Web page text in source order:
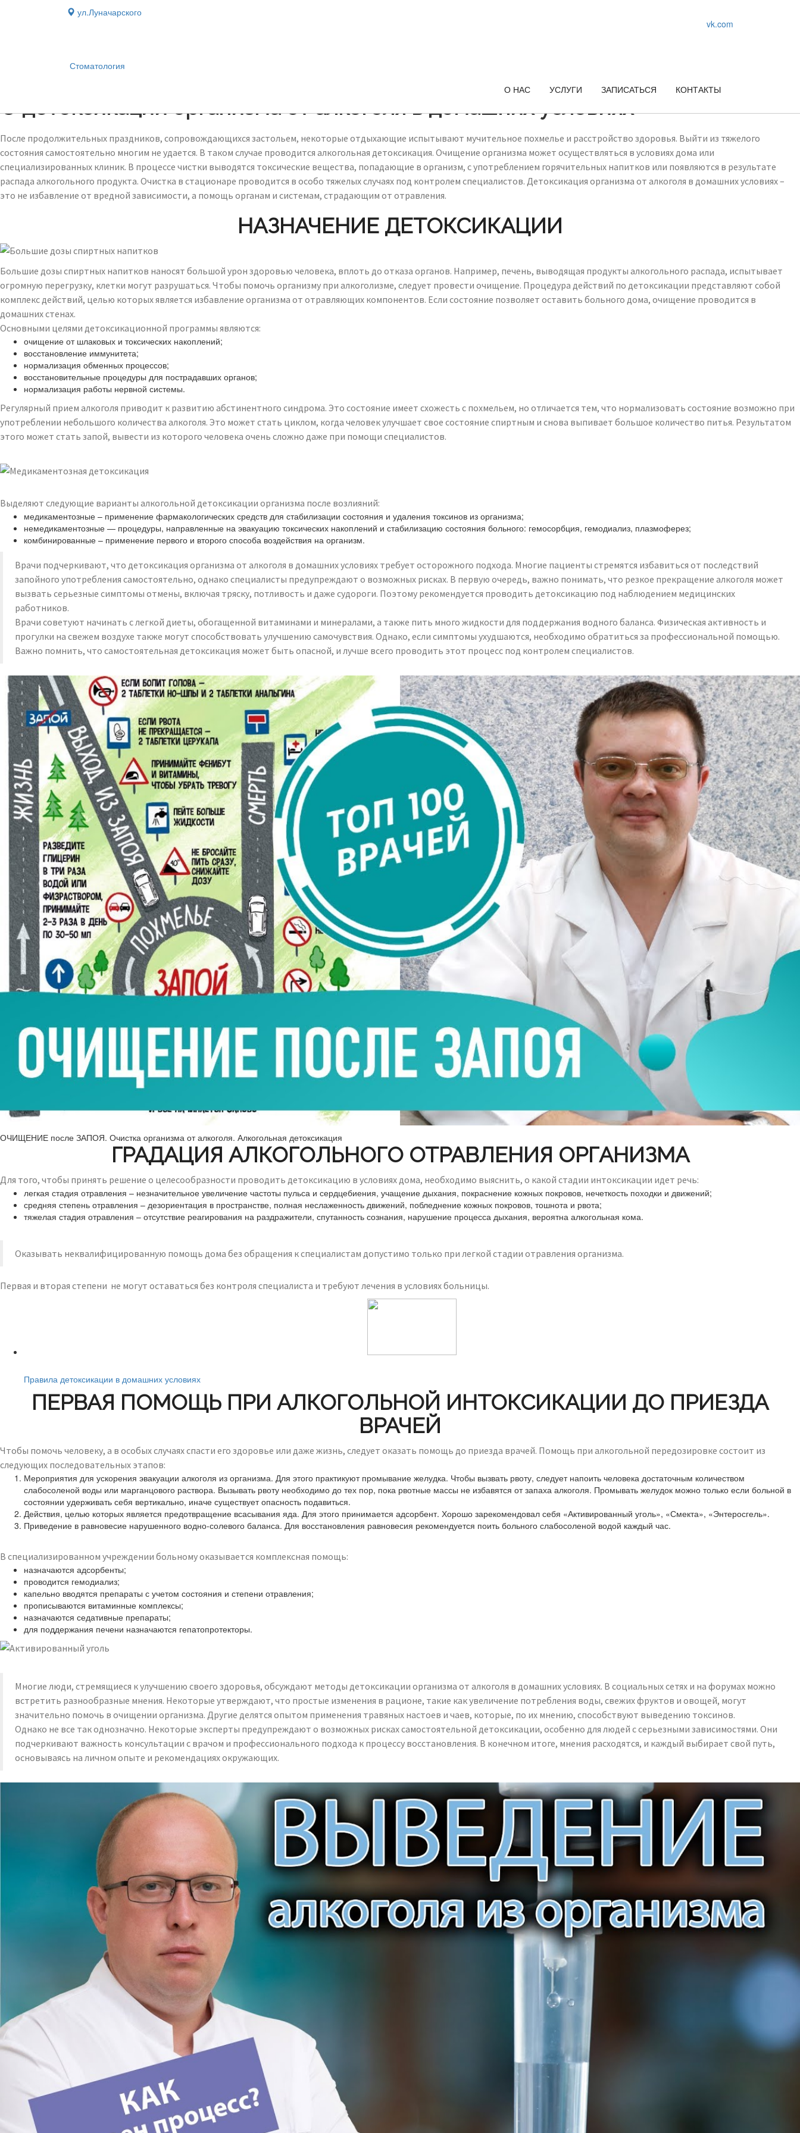
ул.Луначарского
vk.com
Стоматология
О НАС
УСЛУГИ ЗАПИСАТЬСЯ КОНТАКТЫ
О детоксикации организма от алкоголя в домашних условиях
После продолжительных праздников, сопровождающихся застольем, некоторые отдыхающие испытывают мучительное похмелье и расстройство здоровья. Выйти из тяжелого
состояния самостоятельно многим не удается. В таком случае проводится алкогольная детоксикация. Очищение организма может осуществляться в условиях дома или
специализированных клиник. В процессе чистки выводятся токсические вещества, попадающие в организм, с употреблением горячительных напитков или появляются в результате
распада алкогольного продукта. Очистка в стационаре проводится в особо тяжелых случаях под контролем специалистов. Детоксикация организма от алкоголя в домашних условиях –
это не избавление от вредной зависимости, а помощь органам и системам, страдающим от отравления.
НАЗНАЧЕНИЕ ДЕТОКСИКАЦИИ
Большие дозы спиртных напитков наносят большой урон здоровью человека, вплоть до отказа органов. Например, печень, выводящая продукты алкогольного распада, испытывает
огромную перегрузку, клетки могут разрушаться. Чтобы помочь организму при алкоголизме, следует провести очищение. Процедура действий по детоксикации представляют собой
комплекс действий, целью которых является избавление организма от отравляющих компонентов. Если состояние позволяет оставить больного дома, очищение проводится в
домашних стенах.
Основными целями детоксикационной программы являются:
очищение от шлаковых и токсических накоплений;
восстановление иммунитета;
нормализация обменных процессов;
восстановительные процедуры для пострадавших органов;
нормализация работы нервной системы.
Регулярный прием алкоголя приводит к развитию абстинентного синдрома. Это состояние имеет схожесть с похмельем, но отличается тем, что нормализовать состояние возможно при
употреблении небольшого количества алкоголя. Это может стать циклом, когда человек улучшает свое состояние спиртным и снова выпивает большое количество питья. Результатом
этого может стать запой, вывести из которого человека очень сложно даже при помощи специалистов.
Выделяют следующие варианты алкогольной детоксикации организма после возлияний:
медикаментозные – применение фармакологических средств для стабилизации состояния и удаления токсинов из организма;
немедикаментозные — процедуры, направленные на эвакуацию токсических накоплений и стабилизацию состояния больного: гемосорбция, гемодиализ, плазмоферез;
комбинированные – применение первого и второго способа воздействия на организм.
Врачи подчеркивают, что детоксикация организма от алкоголя в домашних условиях требует осторожного подхода. Многие пациенты стремятся избавиться от последствий
запойного употребления самостоятельно, однако специалисты предупреждают о возможных рисках. В первую очередь, важно понимать, что резкое прекращение алкоголя может
вызвать серьезные симптомы отмены, включая тряску, потливость и даже судороги. Поэтому рекомендуется проводить детоксикацию под наблюдением медицинских
работников.
Врачи советуют начинать с легкой диеты, обогащенной витаминами и минералами, а также пить много жидкости для поддержания водного баланса. Физическая активность и
прогулки на свежем воздухе также могут способствовать улучшению самочувствия. Однако, если симптомы ухудшаются, необходимо обратиться за профессиональной помощью.
Важно помнить, что самостоятельная детоксикация может быть опасной, и лучше всего проводить этот процесс под контролем специалистов.
ОЧИЩЕНИЕ после ЗАПОЯ. Очистка организма от алкоголя. Алкогольная детоксикация
ГРАДАЦИЯ АЛКОГОЛЬНОГО ОТРАВЛЕНИЯ ОРГАНИЗМА
Для того, чтобы принять решение о целесообразности проводить детоксикацию в условиях дома, необходимо выяснить, о какой стадии интоксикации идет речь:
легкая стадия отравления – незначительное увеличение частоты пульса и сердцебиения, учащение дыхания, покраснение кожных покровов, нечеткость походки и движений;
средняя степень отравления – дезориентация в пространстве, полная неслаженность движений, побледнение кожных покровов, тошнота и рвота;
тяжелая стадия отравления – отсутствие реагирования на раздражители, спутанность сознания, нарушение процесса дыхания, вероятна алкогольная кома.
Оказывать неквалифицированную помощь дома без обращения к специалистам допустимо только при легкой стадии отравления организма.
Первая и вторая степени не могут оставаться без контроля специалиста и требуют лечения в условиях больницы.
Правила детоксикации в домашних условиях
ПЕРВАЯ ПОМОЩЬ ПРИ АЛКОГОЛЬНОЙ ИНТОКСИКАЦИИ ДО ПРИЕЗДА
ВРАЧЕЙ
Чтобы помочь человеку, а в особых случаях спасти его здоровье или даже жизнь, следует оказать помощь до приезда врачей. Помощь при алкогольной передозировке состоит из
следующих последовательных этапов:
Мероприятия для ускорения эвакуации алкоголя из организма. Для этого практикуют промывание желудка. Чтобы вызвать рвоту, следует напоить человека достаточным количеством
слабосоленой воды или марганцового раствора. Вызывать рвоту необходимо до тех пор, пока рвотные массы не избавятся от запаха алкоголя. Промывать желудок можно только если больной в
состоянии удерживать себя вертикально, иначе существует опасность подавиться.
Действия, целью которых является предотвращение всасывания яда. Для этого принимается адсорбент. Хорошо зарекомендовал себя «Активированный уголь», «Смекта», «Энтеросгель».
Приведение в равновесие нарушенного водно-солевого баланса. Для восстановления равновесия рекомендуется поить больного слабосоленой водой каждый час.
В специализированном учреждении больному оказывается комплексная помощь:
назначаются адсорбенты;
проводится гемодиализ;
капельно вводятся препараты с учетом состояния и степени отравления;
прописываются витаминные комплексы;
назначаются седативные препараты;
для поддержания печени назначаются гепатопротекторы.
Многие люди, стремящиеся к улучшению своего здоровья, обсуждают методы детоксикации организма от алкоголя в домашних условиях. В социальных сетях и на форумах можно
встретить разнообразные мнения. Некоторые утверждают, что простые изменения в рационе, такие как увеличение потребления воды, свежих фруктов и овощей, могут
значительно помочь в очищении организма. Другие делятся опытом применения травяных настоев и чаев, которые, по их мнению, способствуют выведению токсинов.
Однако не все так однозначно. Некоторые эксперты предупреждают о возможных рисках самостоятельной детоксикации, особенно для людей с серьезными зависимостями. Они
подчеркивают важность консультации с врачом и профессионального подхода к процессу восстановления. В конечном итоге, мнения расходятся, и каждый выбирает свой путь,
основываясь на личном опыте и рекомендациях окружающих.